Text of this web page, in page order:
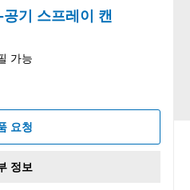
기 스프레이 캔
가능
요청
정보